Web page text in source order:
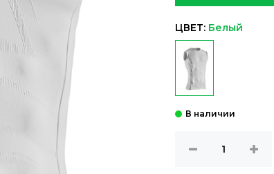
ЦВЕТ: Белый